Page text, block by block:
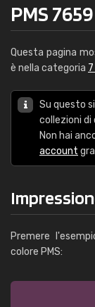
PMS
Questa pagina
è nella categoria
Su questo
collezioni di
Non hai
account
Premere
colore PMS: